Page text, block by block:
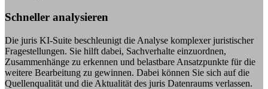
Schneller analysieren
Die juris KI-Suite beschleunigt die Analyse komplexer juristischer
Fragestellungen. Sie hilft dabei, Sachverhalte einzuordnen,
Zusammenhänge zu erkennen und belastbare Ansatzpunkte für die
weitere Bearbeitung zu gewinnen. Dabei können Sie sich auf die
Quellenqualität und die Aktualität des juris Datenraums verlassen.